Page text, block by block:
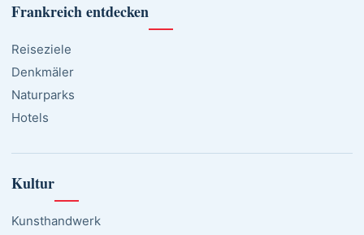
Frankreich entdecken
Reiseziele
Denkmäler
Naturparks
Hotels
Kultur
Kunsthandwerk